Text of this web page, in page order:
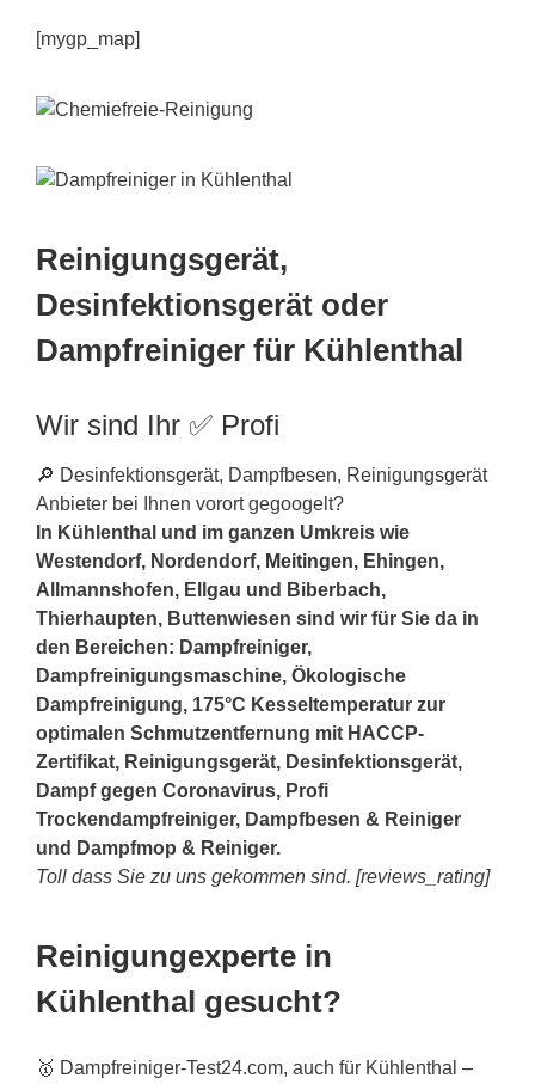
[mygp_map]
Reinigungsgerät,
Desinfektionsgerät oder
Dampfreiniger für Kühlenthal
Wir sind Ihr ✅ Profi
🔎 Desinfektionsgerät, Dampfbesen, Reinigungsgerät
Anbieter bei Ihnen vorort gegoogelt?
In Kühlenthal und im ganzen Umkreis wie
Westendorf, Nordendorf, Meitingen, Ehingen,
Allmannshofen, Ellgau und Biberbach,
Thierhaupten, Buttenwiesen sind wir für Sie da in
den Bereichen: Dampfreiniger,
Dampfreinigungsmaschine, Ökologische
Dampfreinigung, 175°C Kesseltemperatur zur
optimalen Schmutzentfernung mit HACCP-
Zertifikat, Reinigungsgerät, Desinfektionsgerät,
Dampf gegen Coronavirus, Profi
Trockendampfreiniger, Dampfbesen & Reiniger
und Dampfmop & Reiniger.
Toll dass Sie zu uns gekommen sind. [reviews_rating]
Reinigungexperte in
Kühlenthal gesucht?
🥇 Dampfreiniger-Test24.com, auch für Kühlenthal –